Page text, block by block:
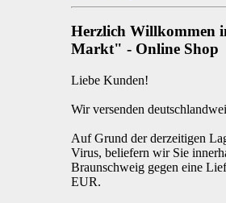
Herzlich Willkommen
Markt" - Online Shop
Liebe Kunden!
Wir versenden
Auf Grund der derzeitigen
Virus, beliefern wir Sie
Braunschweig gegen eine
EUR.